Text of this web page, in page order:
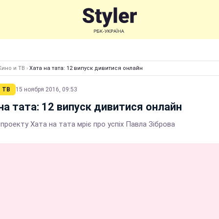
и ТВ › Хата на тата: 12 випуск дивитися онлайн
ТВ 15 ноября 2016, 09:53
тата: 12 випуск дивитися онлайн
Хата на тата мріє про успіх Павла Зіброва